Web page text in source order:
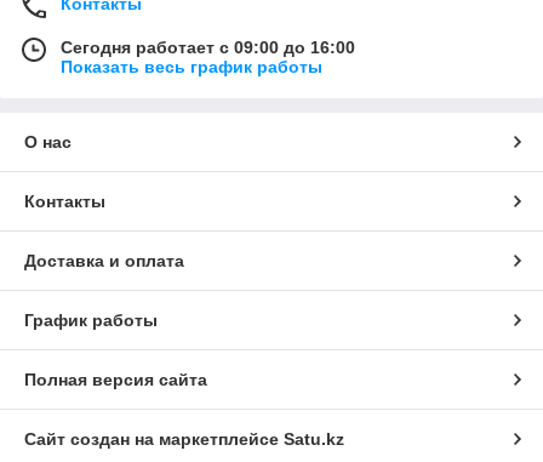
Контакты
Сегодня работает с 09:00 до 16:00
Показать весь график работы
О нас
Контакты
Доставка и оплата
График работы
Полная версия сайта
Сайт создан на маркетплейсе Satu.kz